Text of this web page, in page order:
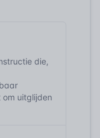
die,
uitglijden